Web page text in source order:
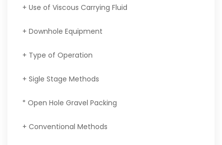
+ Use of Viscous Carrying Fluid
+ Downhole Equipment
+ Type of Operation
+ Sigle Stage Methods
* Open Hole Gravel Packing
+ Conventional Methods